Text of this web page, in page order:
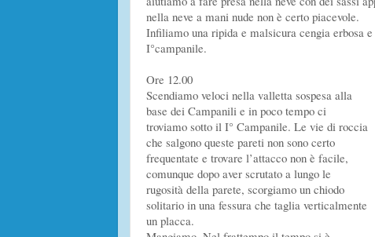
nella neve a mani nude non è certo piacevole.
Infiliamo una ripida e malsicura cengia erbosa
I°campanile.
Ore 12.00
Scendiamo veloci nella valletta sospesa alla
base dei Campanili e in poco tempo ci
troviamo sotto il I° Campanile. Le vie di roccia
che salgono queste pareti non sono certo
frequentate e trovare l’attacco non è facile,
comunque dopo aver scrutato a lungo le
rugosità della parete, scorgiamo un chiodo
solitario in una fessura che taglia verticalmente
un placca.